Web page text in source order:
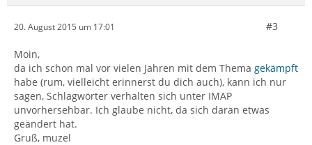
20. August 2015 um 17:01 #3
Moin,
da ich schon mal vor vielen Jahren mit dem Thema gekämpft
habe (rum, vielleicht erinnerst du dich auch), kann ich nur
sagen, Schlagwörter verhalten sich unter IMAP
unvorhersehbar. Ich glaube nicht, da sich daran etwas
geändert hat.
Gruß, muzel